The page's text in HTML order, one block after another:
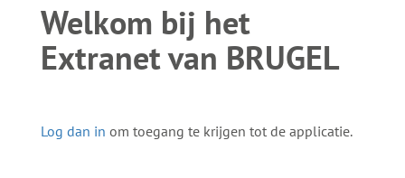
Welkom bij het
Extranet van BRUGEL
Log dan in om toegang te krijgen tot de applicatie.